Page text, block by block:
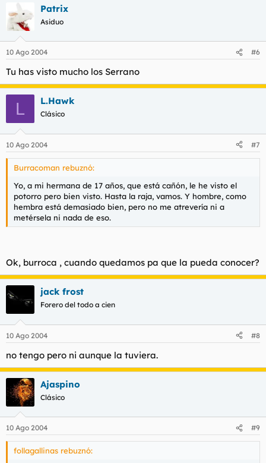
Patrix
Asiduo
10 Ago 2004 #6
Tu has visto mucho los Serrano
L L.Hawk
Clásico
10 Ago 2004 #7
Burracoman rebuznó:
Yo, a mi hermana de 17 años, que está cañón, le he visto el
potorro pero bien visto. Hasta la raja, vamos. Y hombre, como
hembra está demasiado bien, pero no me atrevería ni a
metérsela ni nada de eso.
Ok, burroca , cuando quedamos pa que la pueda conocer?
jack frost
Forero del todo a cien
10 Ago 2004 #8
no tengo pero ni aunque la tuviera.
Ajaspino
Clásico
10 Ago 2004 #9
follagallinas rebuznó: